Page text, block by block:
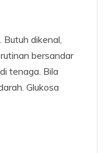
dikenal,
bersandar
tenaga. Bila
Glukosa